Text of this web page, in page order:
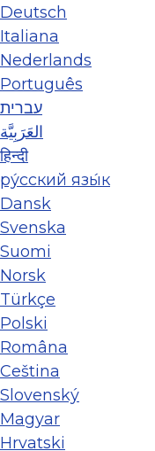
Deutsch
Italiana
Nederlands
Português
עברית
العَرَبِيَّة
हिन्दी
ру́сский язы́к
Dansk
Svenska
Suomi
Norsk
Türkçe
Polski
Româna
Ceština
Slovenský
Magyar
Hrvatski